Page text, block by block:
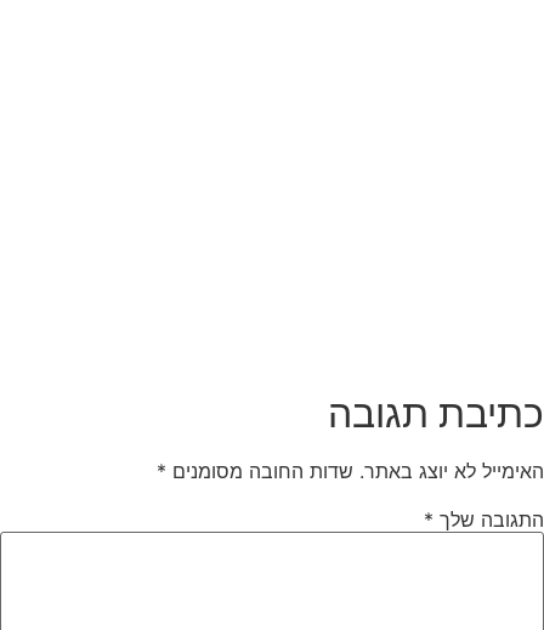
תגובה
לא יוצג באתר. שדות החובה מסומנים *
שלך*